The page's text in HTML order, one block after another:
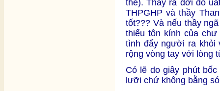
thế). Thầy ra đời do
THPGHP và thầy
tốt??? Và nếu thầy
thiếu tôn kính của
tình đẩy người ra khỏi
rộng vòng tay với lòng
Có lẽ do giây phút
lưỡi chứ không bằng